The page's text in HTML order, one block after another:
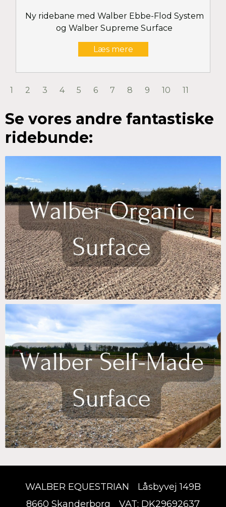
Ny ridebane med Walber Ebbe-Flod System
og Walber Supreme Surface
Læs mere
1 2 3 4 5 6 7 8 9 10 11
Se vores andre fantastiske
ridebunde:
WALBER EQUESTRIAN
Låsbyvej 149B
8660 Skanderborg
VAT: DK29692637